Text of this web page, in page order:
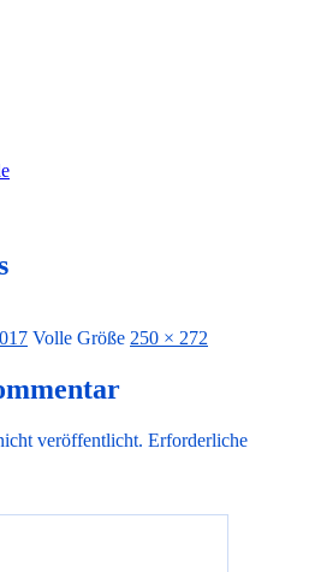
Volle Größe 250 × 272
veröffentlicht. Erforderliche